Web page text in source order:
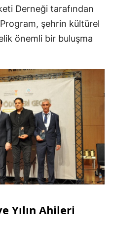
Derneği tarafından
şehrin kültürel
önemli bir buluşma
Yılın Ahileri